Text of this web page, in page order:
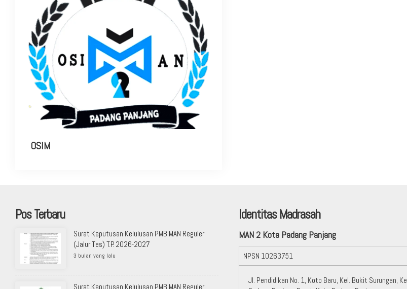
OSIM
Pos Terbaru
Surat Keputusan Kelulusan PMB MAN Reguler
(Jalur Tes) T.P. 2026-2027
3 bulan yang lalu
Surat Keputusan Kelulusan PMB MAN Reguler
Identitas Madrasah
MAN 2 Kota Padang Panjang
NPSN 10263751
Jl. Pendidikan No. 1, Koto Baru, Kel. Bukit Surungan,